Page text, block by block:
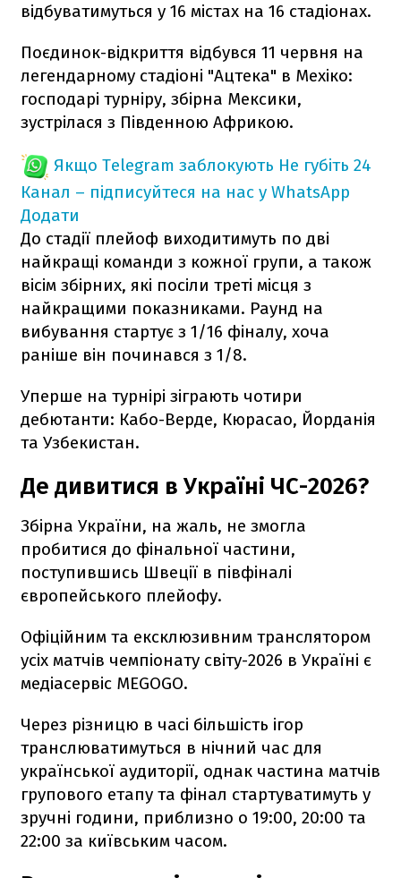
відбуватимуться у 16 містах на 16 стадіонах.
Поєдинок-відкриття відбувся 11 червня на
легендарному стадіоні "Ацтека" в Мехіко:
господарі турніру, збірна Мексики,
зустрілася з Південною Африкою.
Якщо Telegram заблокують Не губіть 24
Канал – підписуйтеся на нас у WhatsApp
Додати
До стадії плейоф виходитимуть по дві
найкращі команди з кожної групи, а також
вісім збірних, які посіли треті місця з
найкращими показниками. Раунд на
вибування стартує з 1/16 фіналу, хоча
раніше він починався з 1/8.
Уперше на турнірі зіграють чотири
дебютанти: Кабо-Верде, Кюрасао, Йорданія
та Узбекистан.
Де дивитися в Україні ЧС-2026?
Збірна України, на жаль, не змогла
пробитися до фінальної частини,
поступившись Швеції в півфіналі
європейського плейофу.
Офіційним та ексклюзивним транслятором
усіх матчів чемпіонату світу-2026 в Україні є
медіасервіс MEGOGO.
Через різницю в часі більшість ігор
транслюватимуться в нічний час для
української аудиторії, однак частина матчів
групового етапу та фінал стартуватимуть у
зручні години, приблизно о 19:00, 20:00 та
22:00 за київським часом.